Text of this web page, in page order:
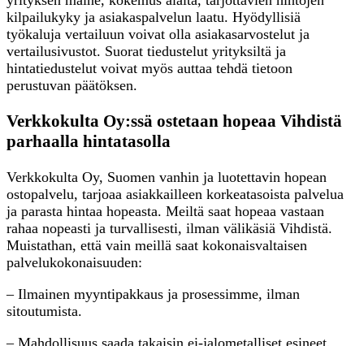
kilpailukyky ja asiakaspalvelun laatu. Hyödyllisiä
työkaluja vertailuun voivat olla asiakasarvostelut ja
vertailusivustot. Suorat tiedustelut yrityksiltä ja
hintatiedustelut voivat myös auttaa tehdä tietoon
perustuvan päätöksen.
Verkkokulta Oy:ssä ostetaan hopeaa Vihdistä
parhaalla hintatasolla
Verkkokulta Oy, Suomen vanhin ja luotettavin hopean
ostopalvelu, tarjoaa asiakkailleen korkeatasoista palvelua
ja parasta hintaa hopeasta. Meiltä saat hopeaa vastaan
rahaa nopeasti ja turvallisesti, ilman välikäsiä Vihdistä.
Muistathan, että vain meillä saat kokonaisvaltaisen
palvelukokonaisuuden:
– Ilmainen myyntipakkaus ja prosessimme, ilman
sitoutumista.
– Mahdollisuus saada takaisin ei-jalometalliset esineet,